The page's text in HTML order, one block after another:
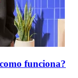
funciona?